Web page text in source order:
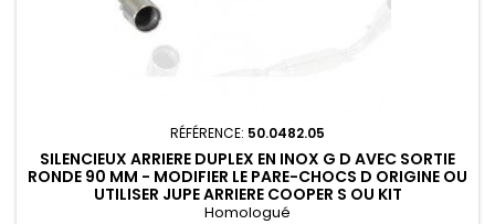
RÉFÉRENCE: 50.0482.05
SILENCIEUX ARRIERE DUPLEX EN INOX G D AVEC SORTIE
RONDE 90 MM - MODIFIER LE PARE-CHOCS D ORIGINE OU
UTILISER JUPE ARRIERE COOPER S OU KIT
AERODYNAMIQUE...
Homologué